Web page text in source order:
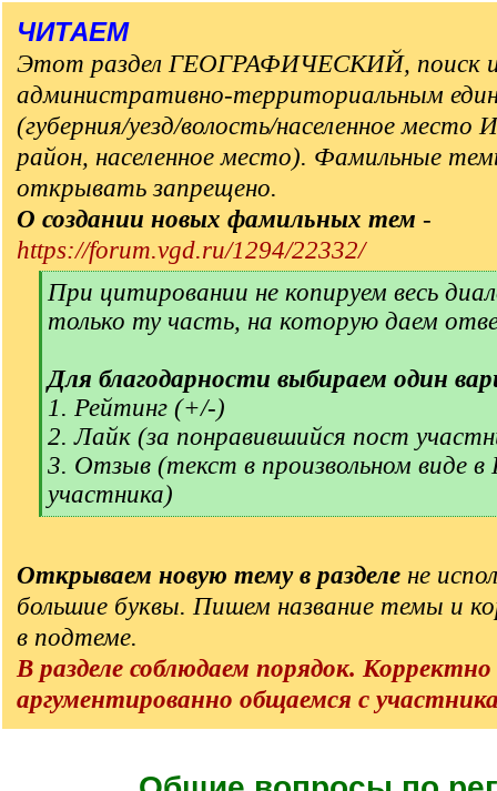
ЧИТАЕМ
Этот раздел ГЕОГРАФИЧЕСКИЙ, поиск
административно-территориальным
(губерния/уезд/волость/населенное
район, населенное место). Фамильные
открывать запрещено.
О создании новых фамильных тем -
https://forum.vgd.ru/1294/22332/
[
q
]
При цитировании не копируем весь
только ту часть, на которую даем
Для благодарности выбираем один
1. Рейтинг (+/-)
2. Лайк (за понравившийся пост
3. Отзыв (текст в произвольном виде
участника)
[
]
Открываем новую тему в разделе не
большие буквы. Пишем название темы и
в подтеме.
В разделе соблюдаем порядок.
аргументированно общаемся с